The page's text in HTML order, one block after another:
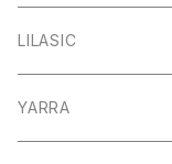
LILASIC
YARRA